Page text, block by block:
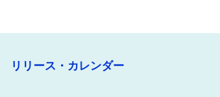
リリース・カレンダー